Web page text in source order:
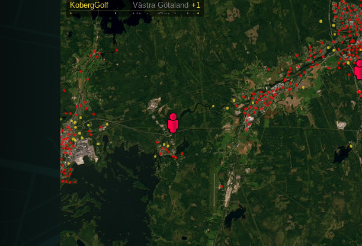
KobergGolf
+1
Västra Götaland
Lagmansered
+1
Västra Götaland
Lagmanskoruin
+2
Västra Götaland
MindreBro
+1
Västra Götaland
Slätthult
+1
Västra Götaland
SolleCentrum
+2
Västra Götaland
Strömhättan
+1
Västra Götaland
TågetHarGått
+1
Västra Götaland
Velanda9
+1
Västra Götaland
VelandaRunor
+1
Västra Götaland
Väneåsaka
+1
Västra Götaland
Åkerssjövy
+1
Västra Götaland